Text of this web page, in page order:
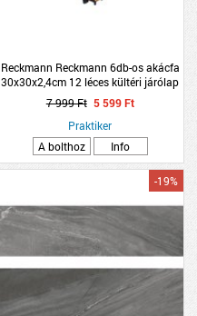
Reckmann Reckmann 6db-os akácfa
30x30x2,4cm 12 léces kültéri járólap
szett
7 999 Ft 5 599 Ft
Praktiker
A bolthoz
Info
-19%